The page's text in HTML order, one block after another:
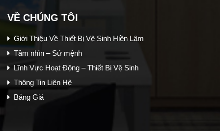
VỀ CHÚNG TÔI
Giới Thiệu Về Thiết Bị Vệ Sinh Hiền Lâm
Tầm nhìn – Sứ mệnh
Lĩnh Vực Hoạt Động – Thiết Bị Vệ Sinh
Thông Tin Liên Hệ
Bảng Giá